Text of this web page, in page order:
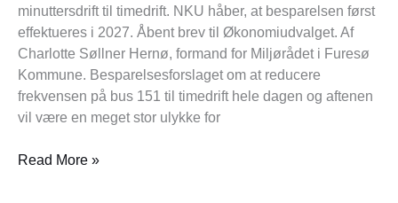
minuttersdrift til timedrift. NKU håber, at besparelsen først
effektueres i 2027. Åbent brev til Økonomiudvalget. Af
Charlotte Søllner Hernø, formand for Miljørådet i Furesø
Kommune. Besparelsesforslaget om at reducere
frekvensen på bus 151 til timedrift hele dagen og aftenen
vil være en meget stor ulykke for
en
stor
ulykke
Read More »